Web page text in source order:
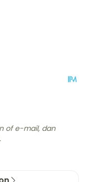
of e-mail, dan